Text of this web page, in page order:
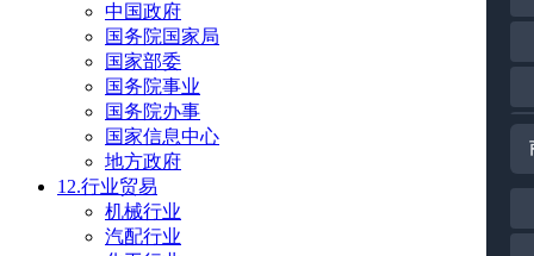
中国政府
国务院国家局
国家部委
国务院事业
国务院办事
国家信息中心
地方政府
12.行业贸易
机械行业
汽配行业